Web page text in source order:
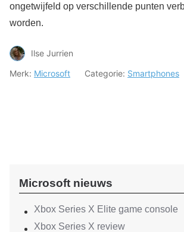
ongetwijfeld op verschillende punten
worden.
Ilse Jurrien
Merk: Microsoft Categorie: Smartphones
Microsoft nieuws
Xbox Series X Elite game console
Xbox Series X review